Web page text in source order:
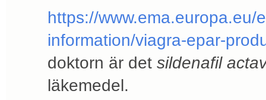
https://www.ema.europa.eu/
information/viagra-epar-
doktorn är det sildenafil
läkemedel.